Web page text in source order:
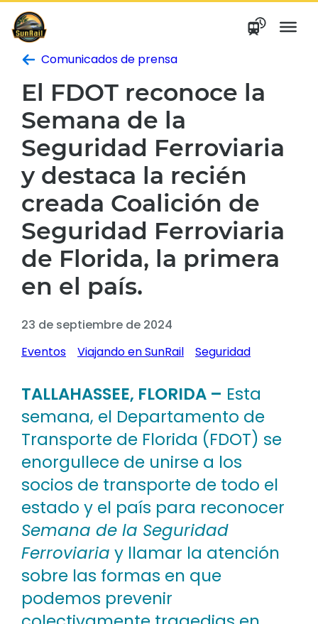
saltar
contenido
Comunicados de prensa
El FDOT reconoce la
Semana de la
Seguridad Ferroviaria
y destaca la recién
creada Coalición de
Seguridad Ferroviaria
de Florida, la primera
en el país.
23 de septiembre de 2024
Eventos
Viajando en SunRail Seguridad
TALLAHASSEE, FLORIDA – Esta
semana, el Departamento de
Transporte de Florida (FDOT) se
enorgullece de unirse a los
socios de transporte de todo el
estado y el país para reconocer
Semana de la Seguridad
Ferroviaria y llamar la atención
sobre las formas en que
podemos prevenir